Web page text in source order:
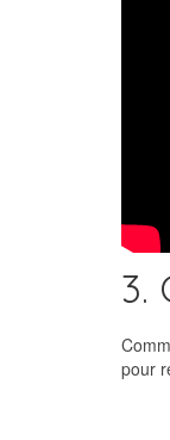
3.
pour